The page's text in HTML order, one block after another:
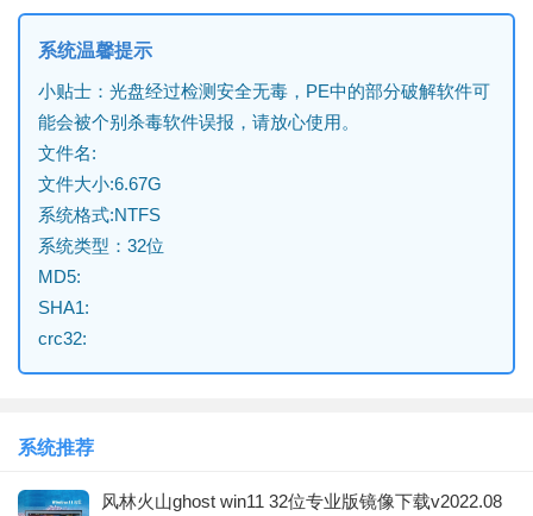
系统温馨提示
小贴士：光盘经过检测安全无毒，PE中的部分破解软件可
能会被个别杀毒软件误报，请放心使用。
文件名:
文件大小:6.67G
系统格式:NTFS
系统类型：32位
MD5:
SHA1:
crc32:
系统推荐
风林火山ghost win11 32位专业版镜像下载v2022.08